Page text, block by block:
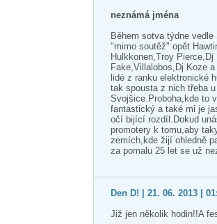
neznámá jména
Během sotva týdne
"mimo soutěž" opět
Hulkkonen,Troy
Fake,Villalobos,Dj Koze
lidé z ranku elektronické
tak spousta z nich třeba
Svojšice.Proboha,kde to
fantastický a také mi je
očí bijící rozdíl.Dokud
promotery k tomu,aby
zemích,kde žijí ohledně
za pomalu 25 let se už
Den D! | 21. 06. 2013 |
Již jen několik hodin!!A